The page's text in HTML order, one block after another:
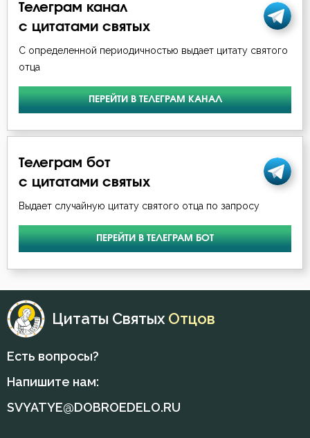
Тело
Терпение
Тщеславие
Царство небесное
Человек
Чревоугодие
Телеграм канал
с цитатами святых
С определенной периодичностью выдает цитату святого
отца
ПЕРЕЙТИ В ТЕЛЕГРАМ КАНАЛ
Телеграм бот
с цитатами святых
Выдает случайную цитату святого отца по запросу
ПЕРЕЙТИ В ТЕЛЕГРАМ БОТ
Цитаты Святых Отцов
Есть вопросы?
Напишите нам:
SVYATYE@DOBROEDELO.RU